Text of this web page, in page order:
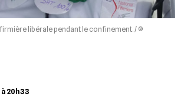
libérale pendant le confinement. / ©
à 20h33